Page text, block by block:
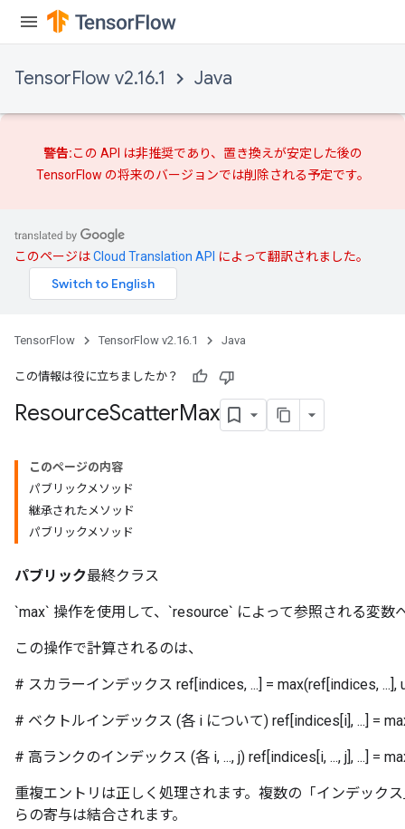
TensorFlow v2.16.1 Java
警告:この API は非推奨であり、 置き換えが安定した後の
TensorFlow の将来のバージョンでは削除される予定です。
このページはCloud Translation API によって翻訳されました。
TensorFlow TensorFlow v2.16.1 Java
この情報は役に立ちましたか？
ResourceScatterMax
このページの内容
パブリックメソッド
継承されたメソッド
パブリックメソッド
パブリック最終クラス
`max` 操作を使用して、`resource` によって参照される変数
この操作で計算されるのは、
# スカラーインデックス ref[indices, ...] = max(ref[indices, ...],
# ベクトルインデックス (各 i について) ref[indices[i], ...] =
# 高ランクのインデックス (各 i, ..., j) ref[indices[i, ..., j], ...] =
重複エントリは正しく処理されます。複数の「インデック
らの寄与は結合されます。